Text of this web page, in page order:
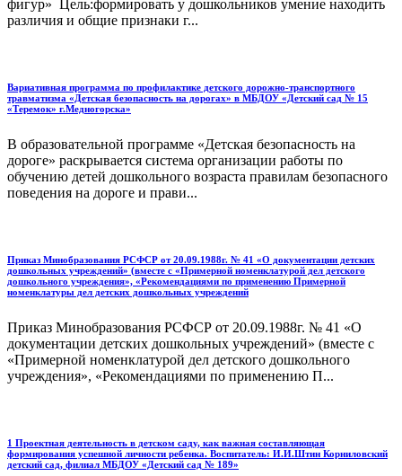
фигур» Цель:формировать у дошкольников умение находить
различия и общие признаки г...
Вариативная программа по профилактике детского дорожно-транспортного
травматизма «Детская безопасность на дорогах» в МБДОУ «Детский сад № 15
«Теремок» г.Медногорска»
В образовательной программе «Детская безопасность на
дороге» раскрывается система организации работы по
обучению детей дошкольного возраста правилам безопасного
поведения на дороге и прави...
Приказ Минобразования РСФСР от 20.09.1988г. № 41 «О документации детских
дошкольных учреждений» (вместе с «Примерной номенклатурой дел детского
дошкольного учреждения», «Рекомендациями по применению Примерной
номенклатуры дел детских дошкольных учреждений
Приказ Минобразования РСФСР от 20.09.1988г. № 41 «О
документации детских дошкольных учреждений» (вместе с
«Примерной номенклатурой дел детского дошкольного
учреждения», «Рекомендациями по применению П...
1 Проектная деятельность в детском саду, как важная составляющая
формирования успешной личности ребенка. Воспитатель: И.И.Штин Корниловский
детский сад, филиал МБДОУ «Детский сад № 189»